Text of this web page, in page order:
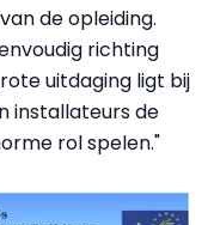
de opleiding.
richting
uitdaging ligt bij
installateurs de
rol spelen."